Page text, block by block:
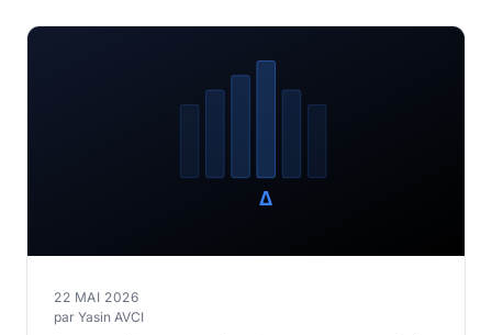
22 MAI 2026
par Yasin AVCI